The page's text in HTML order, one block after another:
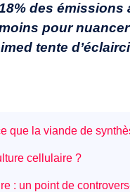
des
pour
tente
que la viande de
cellulaire ?
: un point de